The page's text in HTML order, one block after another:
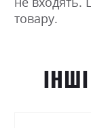
товару.